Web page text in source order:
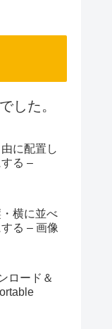
した。
に配置し
る –
横に並べ
る – 画像
ロード＆